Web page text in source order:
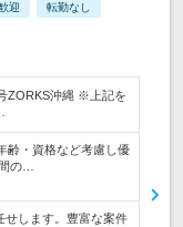
迎 転勤なし
ZORKS沖縄 ※上記を
齢・資格など考慮し優
の…
せします。豊富な案件